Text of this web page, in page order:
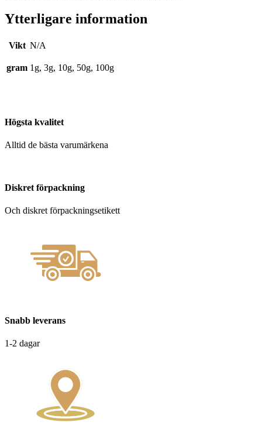
Ytterligare information
Vikt N/A
gram 1g, 3g, 10g, 50g, 100g
Högsta kvalitet
Alltid de bästa varumärkena
Diskret förpackning
Och diskret förpackningsetikett
Snabb leverans
1-2 dagar